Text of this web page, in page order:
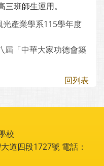
班師生運用。
產業學系115學年度
屆「中華大家功德會築
回列表
校
道四段1727號 電話：